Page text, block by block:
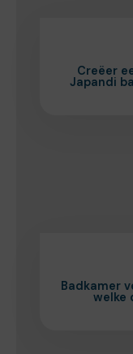
Creëer
Japandi
Badkamer
welke